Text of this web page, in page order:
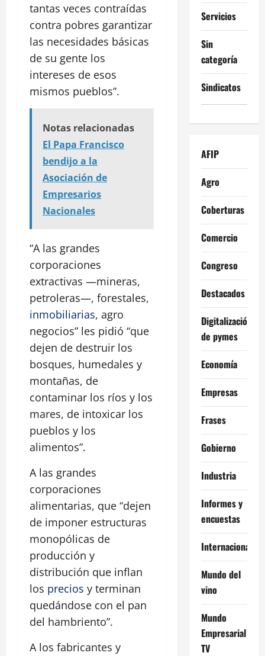
tantas veces contraídas
contra pobres garantizar
las necesidades básicas
de su gente los
intereses de esos
mismos pueblos”.
Notas relacionadas
El Papa Francisco
bendijo a la
Asociación de
Empresarios
Nacionales
“A las grandes
corporaciones
extractivas —mineras,
petroleras—, forestales,
inmobiliarias, agro
negocios” les pidió “que
dejen de destruir los
bosques, humedales y
montañas, de
contaminar los ríos y los
mares, de intoxicar los
pueblos y los
alimentos”.
A las grandes
corporaciones
alimentarias, que “dejen
de imponer estructuras
monopólicas de
producción y
distribución que inflan
los precios y terminan
quedándose con el pan
del hambriento”.
A los fabricantes y
Servicios
Sin
categoría
Sindicatos
AFIP
Agro
Coberturas
Comercio
Congreso
Destacados
Digitalización
de pymes
Economía
Empresas
Frases
Gobierno
Industria
Informes y
encuestas
Internacional
Mundo del
vino
Mundo
Empresarial
TV